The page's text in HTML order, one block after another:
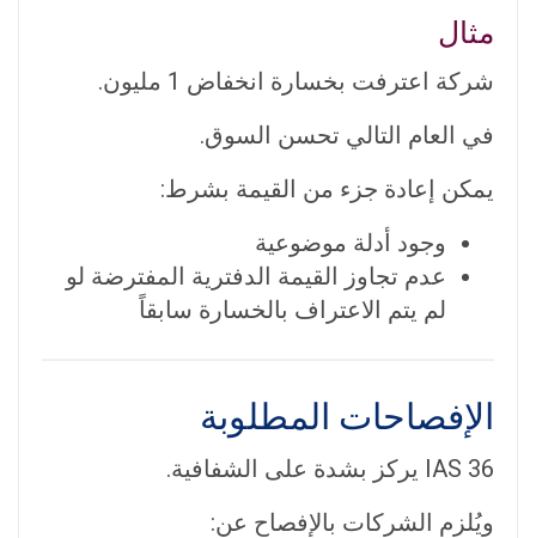
مثال
شركة اعترفت بخسارة انخفاض 1 مليون.
في العام التالي تحسن السوق.
يمكن إعادة جزء من القيمة بشرط:
وجود أدلة موضوعية
عدم تجاوز القيمة الدفترية المفترضة لو
لم يتم الاعتراف بالخسارة سابقاً
الإفصاحات المطلوبة
IAS 36 يركز بشدة على الشفافية.
ويُلزم الشركات بالإفصاح عن: